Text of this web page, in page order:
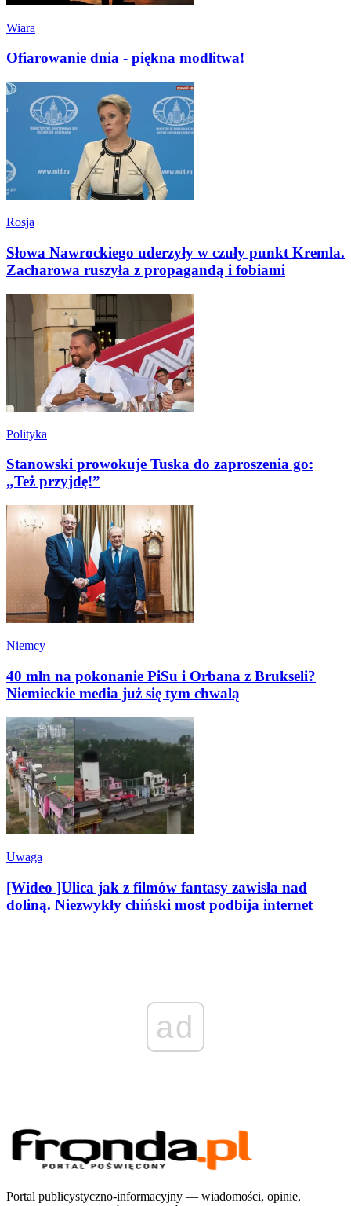
Wiara
Ofiarowanie dnia - piękna modlitwa!
Rosja
Słowa Nawrockiego uderzyły w czuły punkt Kremla.
Zacharowa ruszyła z propagandą i fobiami
Polityka
Stanowski prowokuje Tuska do zaproszenia go:
„Też przyjdę!”
Niemcy
40 mln na pokonanie PiSu i Orbana z Brukseli?
Niemieckie media już się tym chwalą
Uwaga
[Wideo ]Ulica jak z filmów fantasy zawisła nad
doliną. Niezwykły chiński most podbija internet
ad
Portal publicystyczno-informacyjny — wiadomości, opinie,